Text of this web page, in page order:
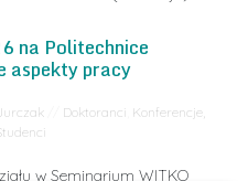
na Politechnice
aspekty pracy
Doktoranci Konferencje,
w Seminarium WITKO